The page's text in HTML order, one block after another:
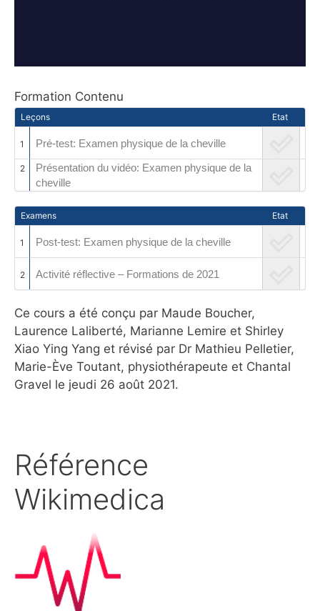
Formation Contenu
Leçons Etat
1 Pré-test: Examen physique de la cheville
2
Présentation du vidéo: Examen physique de la
cheville
Examens Etat
1 Post-test: Examen physique de la cheville
2 Activité réflective – Formations de 2021
Ce cours a été conçu par Maude Boucher,
Laurence Laliberté, Marianne Lemire et Shirley
Xiao Ying Yang et révisé par Dr Mathieu Pelletier,
Marie-Ève Toutant, physiothérapeute et Chantal
Gravel le jeudi 26 août 2021.
Référence
Wikimedica